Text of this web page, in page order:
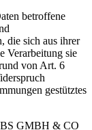
betroffene
die sich aus ihrer
Verarbeitung sie
von Art. 6
gestütztes
GMBH & CO